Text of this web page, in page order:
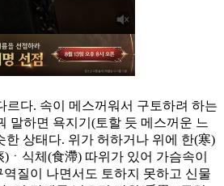
르다. 속이 메스꺼워서 구토하려 하는
말하면 욕지기(토할 듯 메스꺼운 느
한 상태다. 위가 허하거나 위에 한(寒)
)ㆍ식체(食滯) 따위가 있어 가슴속이
질이 나면서도 토하지 못하고 신물